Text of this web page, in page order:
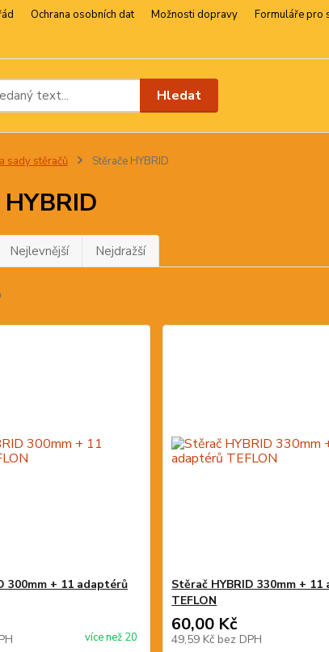
Ochrana osobních dat Možnosti dopravy
Formuláře pro
Hledat
sady stěračů Stěrače HYBRID
Nejlevnější Nejdražší
300mm + 11 adaptérů
více než 20
Stěrač HYBRID 330mm +
TEFLON
60,00 Kč
49,59 Kč bez DPH